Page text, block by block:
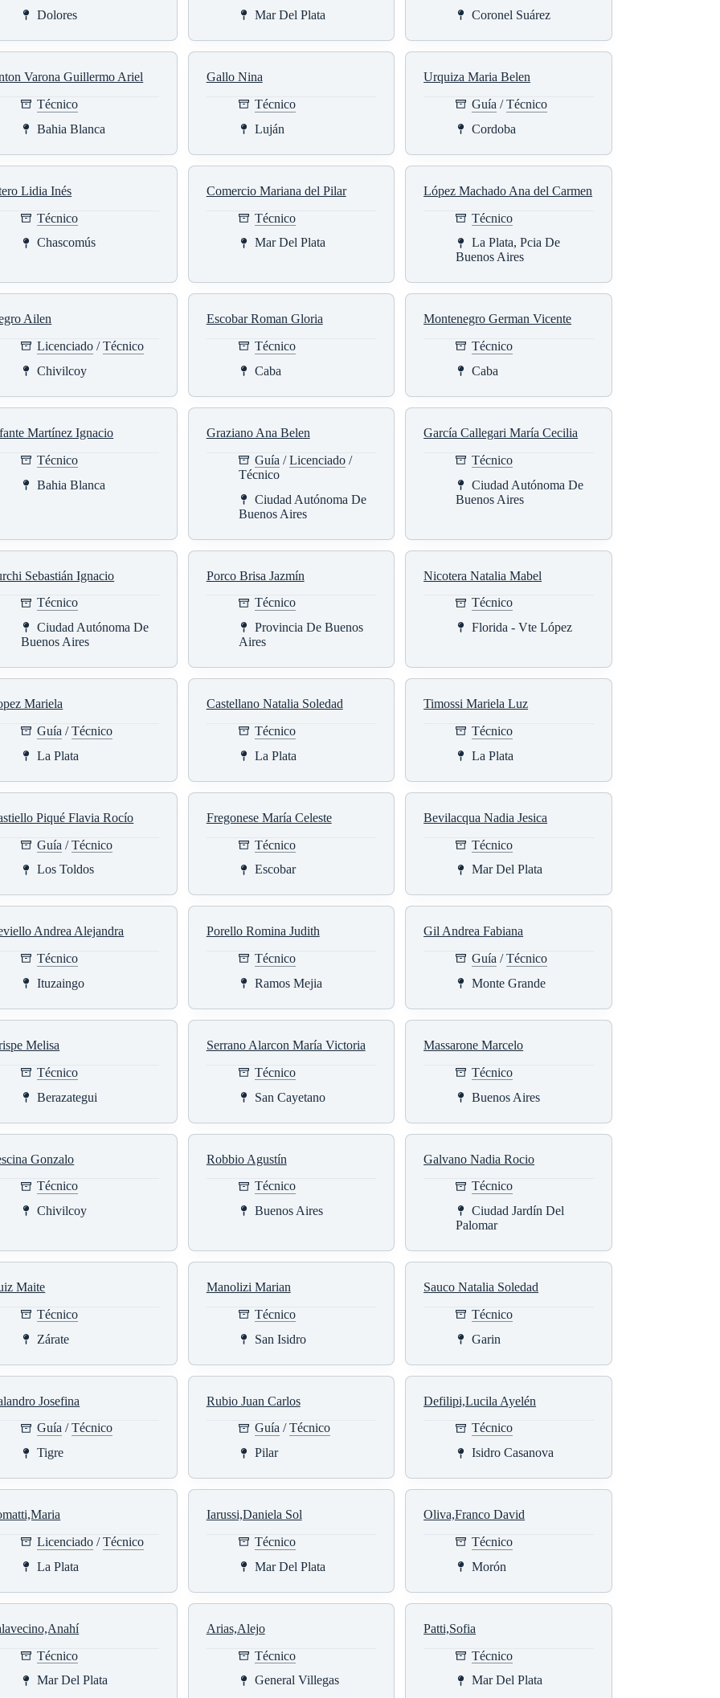
Dolores
Mar Del Plata
Coronel Suárez
Varona Guillermo Ariel
Técnico
Bahia Blanca
Gallo Nina
Técnico
Luján
Urquiza Maria Belen
Guía /Técnico
Cordoba
Lidia Inés
Técnico
Chascomús
Comercio Mariana del Pilar
Técnico
Mar Del Plata
López Machado Ana del Carmen
Técnico
La Plata, Pcia De
Buenos Aires
Ailen
Licenciado /Técnico
Chivilcoy
Escobar Roman Gloria
Técnico
Caba
Montenegro German Vicente
Técnico
Caba
Martínez Ignacio
Técnico
Bahia Blanca
Graziano Ana Belen
Guía /Licenciado/
Técnico
Ciudad Autónoma De
Buenos Aires
García Callegari María Cecilia
Técnico
Ciudad Autónoma De
Buenos Aires
Sebastián Ignacio
Técnico
Ciudad Autónoma De
Buenos Aires
Porco Brisa Jazmín
Técnico
Provincia De Buenos
Aires
Nicotera Natalia Mabel
Técnico
Florida - Vte López
Mariela
Guía /Técnico
La Plata
Castellano Natalia Soledad
Técnico
La Plata
Timossi Mariela Luz
Técnico
La Plata
Piqué Flavia Rocío
Guía /Técnico
Los Toldos
Fregonese María Celeste
Técnico
Escobar
Bevilacqua Nadia Jesica
Técnico
Mar Del Plata
Andrea Alejandra
Técnico
Ituzaingo
Porello Romina Judith
Técnico
Ramos Mejia
Gil Andrea Fabiana
Guía /Técnico
Monte Grande
Melisa
Técnico
Berazategui
Serrano Alarcon María Victoria
Técnico
San Cayetano
Massarone Marcelo
Técnico
Buenos Aires
Gonzalo
Técnico
Chivilcoy
Robbio Agustín
Técnico
Buenos Aires
Galvano Nadia Rocio
Técnico
Ciudad Jardín Del
Palomar
Maite
Técnico
Zárate
Manolizi Marian
Técnico
San Isidro
Sauco Natalia Soledad
Técnico
Garin
Josefina
Guía /Técnico
Tigre
Rubio Juan Carlos
Guía/Técnico
Pilar
Defilipi,Lucila Ayelén
Técnico
Isidro Casanova
Licenciado /Técnico
La Plata
Iarussi,Daniela Sol
Técnico
Mar Del Plata
Oliva,Franco David
Técnico
Morón
Técnico
Mar Del Plata
Arias,Alejo
Técnico
General Villegas
Patti,Sofia
Técnico
Mar Del Plata